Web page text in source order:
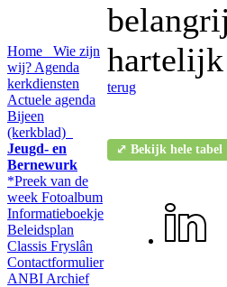
Home
Wie zijn
wij? Agenda
kerkdiensten
Actuele agenda
Bijeen
(kerkblad)
Jeugd- en
Bernewurk
*Preek van de
week Fotoalbum
Informatieboekje
Beleidsplan
Classis Fryslân
Contactformulier
ANBI Archief
terug
⤢ Bekijk hele tabel